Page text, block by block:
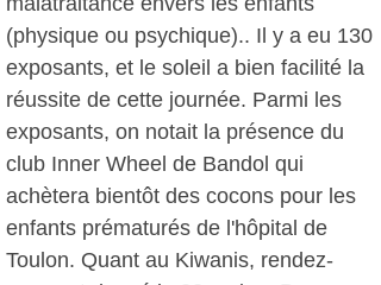
(physique ou psychique).. Il y a eu 130
exposants, et le soleil a bien facilité la
réussite de cette journée. Parmi les
exposants, on notait la présence du
club Inner Wheel de Bandol qui
achètera bientôt des cocons pour les
enfants prématurés de l'hôpital de
Toulon. Quant au Kiwanis, rendez-